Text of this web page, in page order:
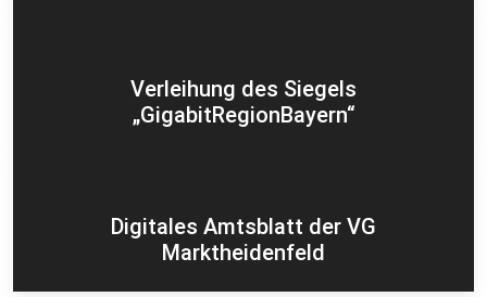
Verleihung des Siegels
„GigabitRegionBayern“
Digitales Amtsblatt der VG
Marktheidenfeld